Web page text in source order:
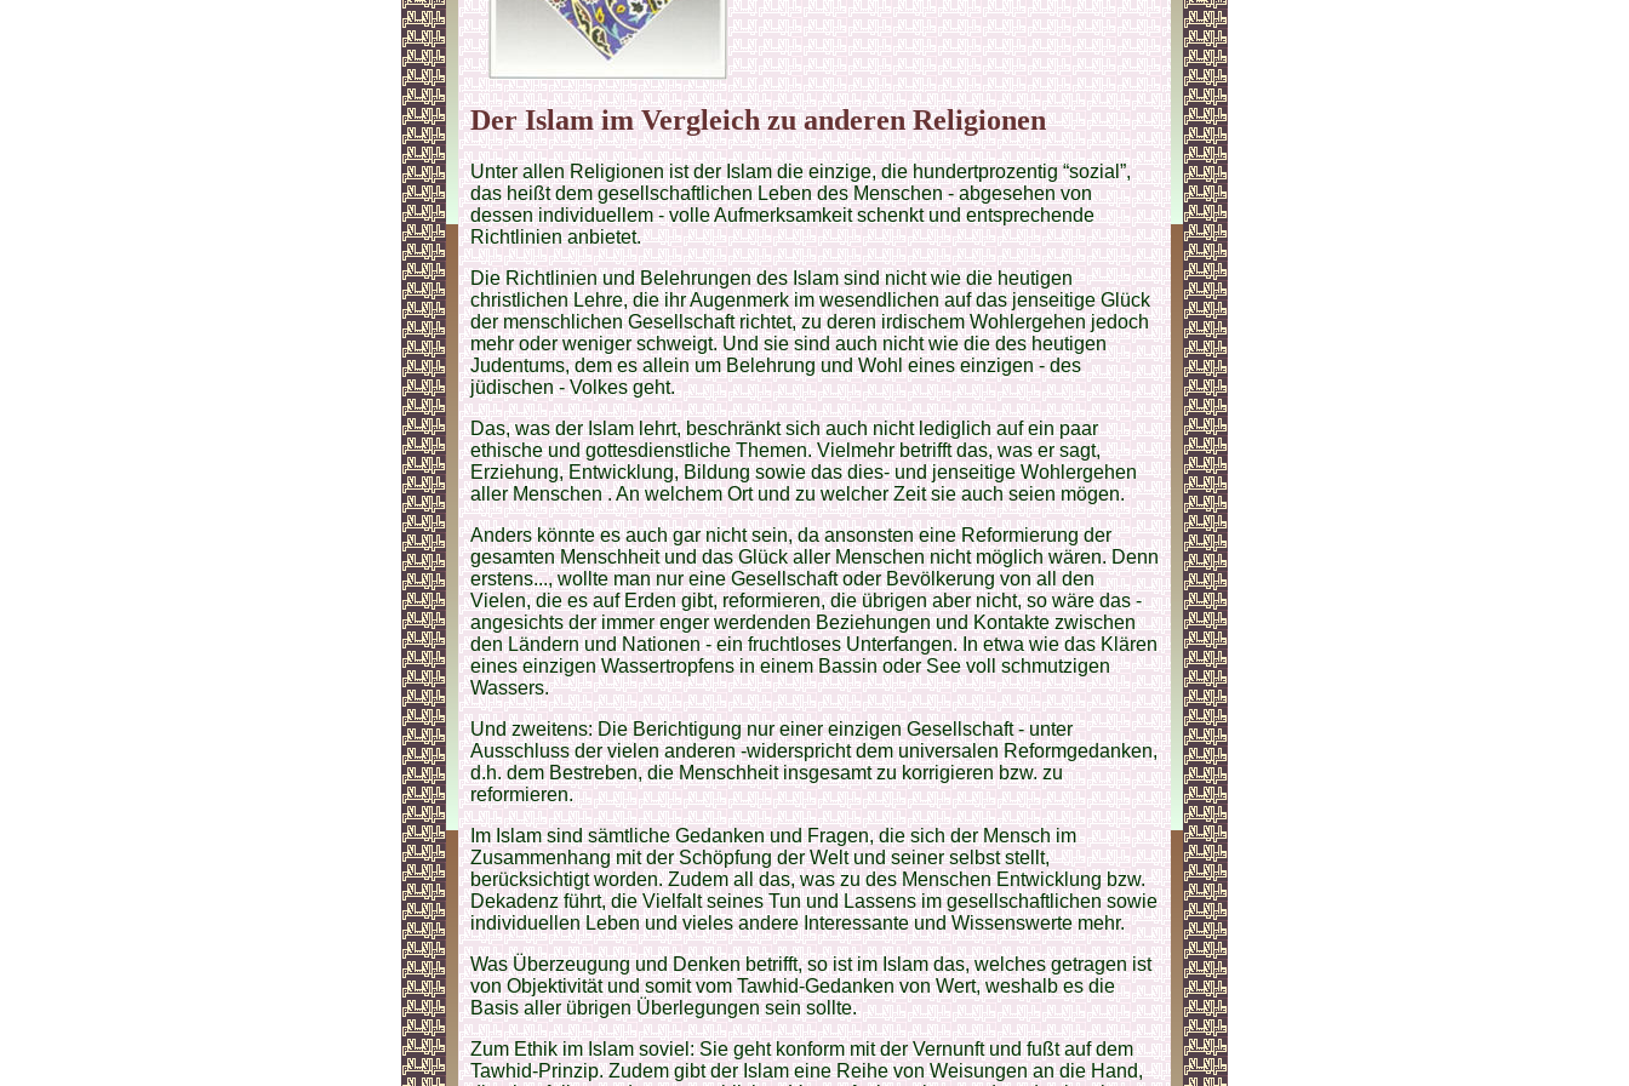
Der Islam im Vergleich zu anderen Religionen
Unter allen Religionen ist der Islam die einzige, die hundertprozentig “sozial”,
das heißt dem gesellschaftlichen Leben des Menschen - abgesehen von
dessen individuellem - volle Aufmerksamkeit schenkt und entsprechende
Richtlinien anbietet.
Die Richtlinien und Belehrungen des Islam sind nicht wie die heutigen
christlichen Lehre, die ihr Augenmerk im wesendlichen auf das jenseitige Glück
der menschlichen Gesellschaft richtet, zu deren irdischem Wohlergehen jedoch
mehr oder weniger schweigt. Und sie sind auch nicht wie die des heutigen
Judentums, dem es allein um Belehrung und Wohl eines einzigen - des
jüdischen - Volkes geht.
Das, was der Islam lehrt, beschränkt sich auch nicht lediglich auf ein paar
ethische und gottesdienstliche Themen. Vielmehr betrifft das, was er sagt,
Erziehung, Entwicklung, Bildung sowie das dies- und jenseitige Wohlergehen
aller Menschen . An welchem Ort und zu welcher Zeit sie auch seien mögen.
Anders könnte es auch gar nicht sein, da ansonsten eine Reformierung der
gesamten Menschheit und das Glück aller Menschen nicht möglich wären. Denn
erstens..., wollte man nur eine Gesellschaft oder Bevölkerung von all den
Vielen, die es auf Erden gibt, reformieren, die übrigen aber nicht, so wäre das -
angesichts der immer enger werdenden Beziehungen und Kontakte zwischen
den Ländern und Nationen - ein fruchtloses Unterfangen. In etwa wie das Klären
eines einzigen Wassertropfens in einem Bassin oder See voll schmutzigen
Wassers.
Und zweitens: Die Berichtigung nur einer einzigen Gesellschaft - unter
Ausschluss der vielen anderen -widerspricht dem universalen Reformgedanken,
d.h. dem Bestreben, die Menschheit insgesamt zu korrigieren bzw. zu
reformieren.
Im Islam sind sämtliche Gedanken und Fragen, die sich der Mensch im
Zusammenhang mit der Schöpfung der Welt und seiner selbst stellt,
berücksichtigt worden. Zudem all das, was zu des Menschen Entwicklung bzw.
Dekadenz führt, die Vielfalt seines Tun und Lassens im gesellschaftlichen sowie
individuellen Leben und vieles andere Interessante und Wissenswerte mehr.
Was Überzeugung und Denken betrifft, so ist im Islam das, welches getragen ist
von Objektivität und somit vom Tawhid-Gedanken von Wert, weshalb es die
Basis aller übrigen Überlegungen sein sollte.
Zum Ethik im Islam soviel: Sie geht konform mit der Vernunft und fußt auf dem
Tawhid-Prinzip. Zudem gibt der Islam eine Reihe von Weisungen an die Hand,